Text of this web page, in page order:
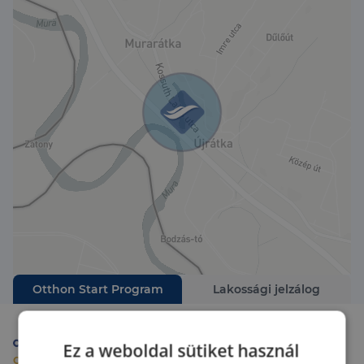
burkolatokkal
- új konyhabútor került beépítésre
- helyiségek: konyha-étkező, 2 hálószoba+ nappali,
közlekedő, kamra, fürdő, külön WC, tágas erkély
- ablakok műanyag szerkezetűek, rolóval és
szúnyoghálóval felszereltek
- fűtése gázkonvektoros
- szobák tölgy parkettával burkoltak, a többi
helyiség járólapos
- víz vezetékek teljes cseréjét elvégezték
- 16 Amper rendelkezésre áll
- nappaliban és a hálóban hűtő-fűtő klímával is
biztosított a megfelelő hőmérséklet
- az ingatlan előtt több autó parkolására van
- a lakás közös költsége: 9.000.- Ft/hó
- bekerített földterület tartozik az ingatlanhoz
- CSOK, HITEL igényelhető, melyet bankfüggetlen
hitelszakértőnk, ingyenesen bonyolít irodánkban
Garázs tartozik az ingatlanhoz, melyet a vételár
Otthon Start Program Lakossági jelzálog
Otthon Start szakértő
Ez a weboldal sütiket használ